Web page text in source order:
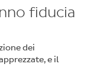
fiducia
dei
e il